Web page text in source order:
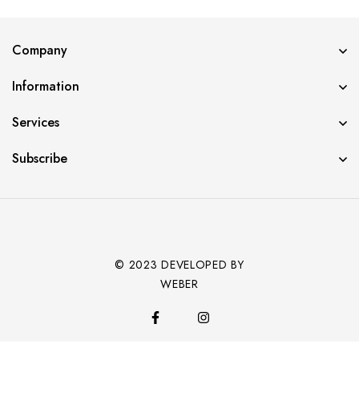
Company
Information
Services
Subscribe
© 2023 DEVELOPED BY
WEBER